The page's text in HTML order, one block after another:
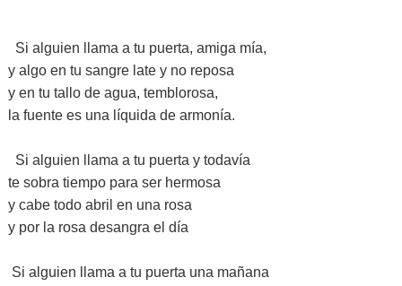
Si alguien llama a tu puerta, amiga mía,
y algo en tu sangre late y no reposa
y en tu tallo de agua, temblorosa,
la fuente es una líquida de armonía.
Si alguien llama a tu puerta y todavía
te sobra tiempo para ser hermosa
y cabe todo abril en una rosa
y por la rosa desangra el día
Si alguien llama a tu puerta una mañana